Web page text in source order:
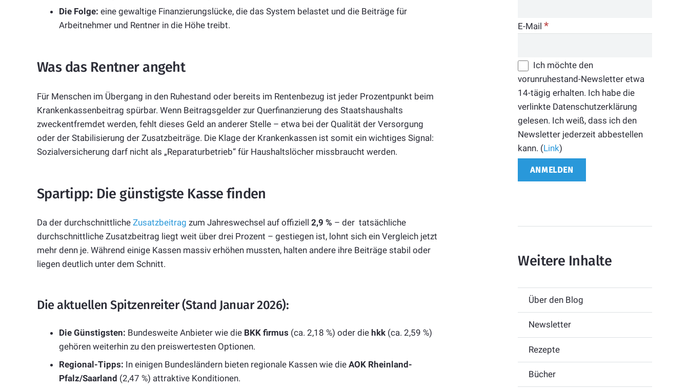
Die Folge: eine gewaltige Finanzierungslücke, die das System belastet und die Beiträge für
Arbeitnehmer und Rentner in die Höhe treibt.
Was das Rentner angeht
Für Menschen im Übergang in den Ruhestand oder bereits im Rentenbezug ist jeder Prozentpunkt beim
Krankenkassenbeitrag spürbar. Wenn Beitragsgelder zur Querfinanzierung des Staatshaushalts
zweckentfremdet werden, fehlt dieses Geld an anderer Stelle – etwa bei der Qualität der Versorgung
oder der Stabilisierung der Zusatzbeiträge. Die Klage der Krankenkassen ist somit ein wichtiges Signal:
Sozialversicherung darf nicht als „Reparaturbetrieb“ für Haushaltslöcher missbraucht werden.
Spartipp: Die günstigste Kasse finden
Da der durchschnittliche Zusatzbeitrag zum Jahreswechsel auf offiziell 2,9 % – der tatsächliche
durchschnittliche Zusatzbeitrag liegt weit über drei Prozent – gestiegen ist, lohnt sich ein Vergleich jetzt
mehr denn je. Während einige Kassen massiv erhöhen mussten, halten andere ihre Beiträge stabil oder
liegen deutlich unter dem Schnitt.
Die aktuellen Spitzenreiter (Stand Januar 2026):
Die Günstigsten: Bundesweite Anbieter wie die BKK firmus (ca. 2,18 %) oder die hkk(ca. 2,59 %)
gehören weiterhin zu den preiswertesten Optionen.
Regional-Tipps: In einigen Bundesländern bieten regionale Kassen wie die AOK Rheinland-
Pfalz/Saarland (2,47 %) attraktive Konditionen.
E-Mail*
Ich möchte den
vorunruhestand-Newsletter etwa
14-tägig erhalten. Ich habe die
verlinkte Datenschutzerklärung
gelesen. Ich weiß, dass ich den
Newsletter jederzeit abbestellen
kann. (Link)
Weitere Inhalte
Über den Blog
Newsletter
Rezepte
Bücher